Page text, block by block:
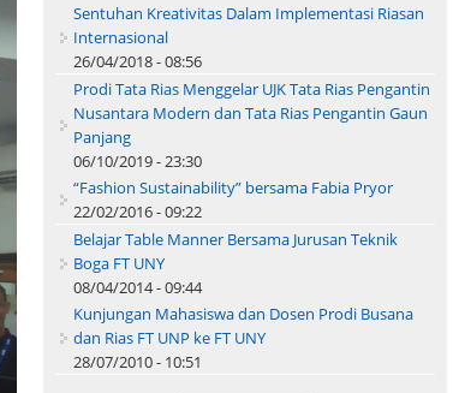
Sentuhan Kreativitas Dalam Implementasi Riasan
Internasional
26/04/2018 - 08:56
Prodi Tata Rias Menggelar UJK Tata Rias Pengantin
Nusantara Modern dan Tata Rias Pengantin Gaun
Panjang
06/10/2019 - 23:30
“Fashion Sustainability” bersama Fabia Pryor
22/02/2016 - 09:22
Belajar Table Manner Bersama Jurusan Teknik
Boga FT UNY
08/04/2014 - 09:44
Kunjungan Mahasiswa dan Dosen Prodi Busana
dan Rias FT UNP ke FT UNY
28/07/2010 - 10:51